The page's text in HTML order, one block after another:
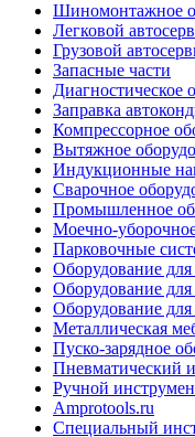
Шиномонтажное
Легковой
Грузовой
Запасные части
Диагностическое
Заправка
Компрессорное
Вытяжное
Индукционные
Сварочное
Промышленное
Моечно-
Парковочные
Оборудование
Оборудование
Оборудование
Металлическая
Пуско-зарядное
Пневматический
Ручной
Amprotools.ru
Специальный